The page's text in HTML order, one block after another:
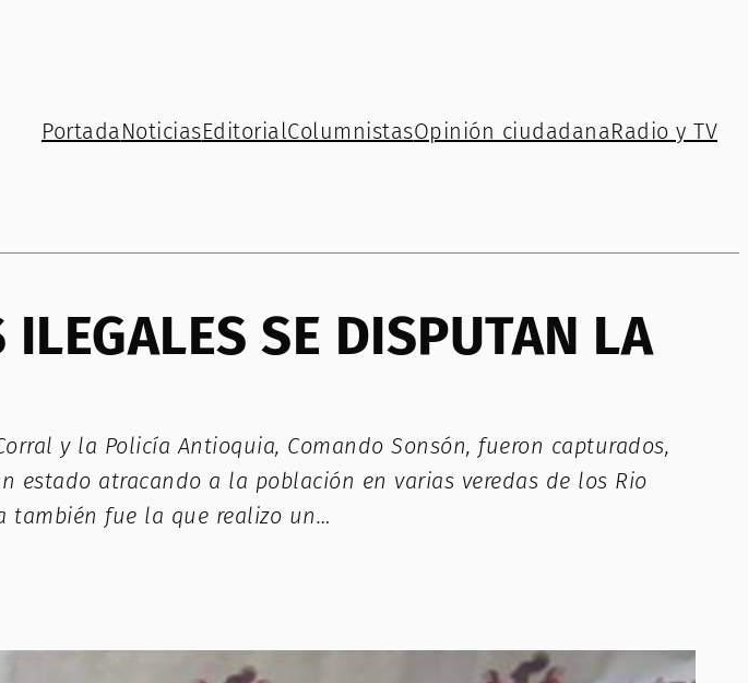
Portada NoticiasEditorialColumnistasOpinión ciudadanaRadio y TV
SE DISPUTAN LA
y la Policía Antioquia, Comando Sonsón, fueron capturados,
atracando a la población en varias veredas de los Rio
también fue la que realizo un…